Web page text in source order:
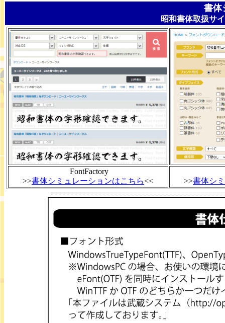
書体
昭和書体取扱サ
FontFactory
>>書体シミュレーションはこちら<< >>書体シ